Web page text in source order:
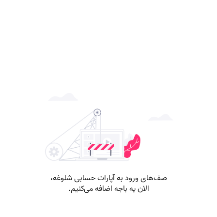
صف‌های ورود به آپارات حسابی شلوغه،
الان یه باجه اضافه می‌کنیم.